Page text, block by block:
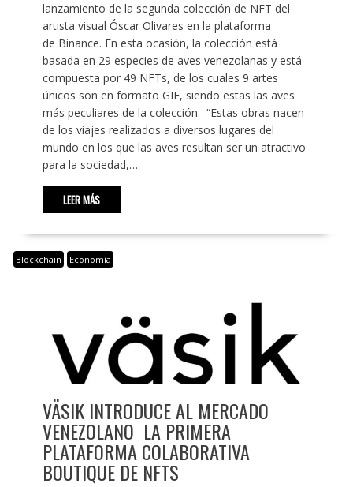
lanzamiento de la segunda colección de NFT del
artista visual Óscar Olivares en la plataforma
de Binance. En esta ocasión, la colección está
basada en 29 especies de aves venezolanas y está
compuesta por 49 NFTs, de los cuales 9 artes
únicos son en formato GIF, siendo estas las aves
más peculiares de la colección. “Estas obras nacen
de los viajes realizados a diversos lugares del
mundo en los que las aves resultan ser un atractivo
para la sociedad,…
LEER MÁS
Blockchain Economía
VÄSIK INTRODUCE AL MERCADO
VENEZOLANO LA PRIMERA
PLATAFORMA COLABORATIVA
BOUTIQUE DE NFTS